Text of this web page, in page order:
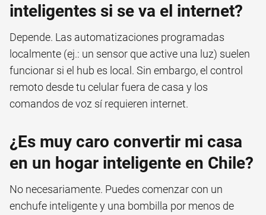
inteligentes si se va el internet?
Depende. Las automatizaciones programadas
localmente (ej.: un sensor que active una luz) suelen
funcionar si el hub es local. Sin embargo, el control
remoto desde tu celular fuera de casa y los
comandos de voz sí requieren internet.
¿Es muy caro convertir mi casa
en un hogar inteligente en Chile?
No necesariamente. Puedes comenzar con un
enchufe inteligente y una bombilla por menos de